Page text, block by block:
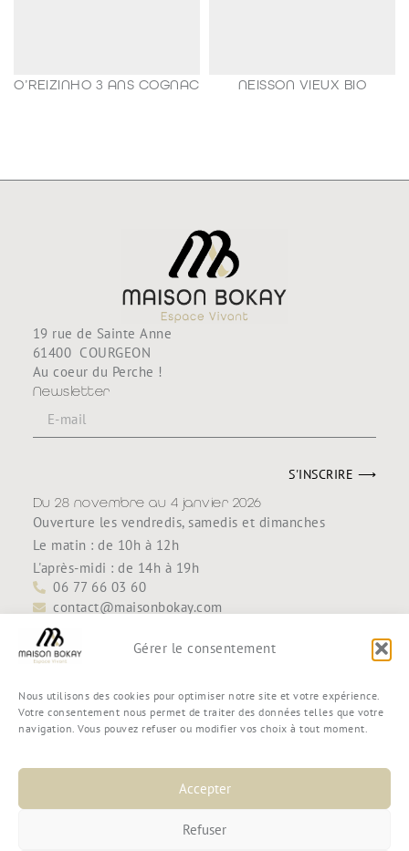
Gérer le consentement
Nous utilisons des cookies pour optimiser notre site et votre expérience.
Votre consentement nous permet de traiter des données telles que votre
navigation. Vous pouvez refuser ou modifier vos choix à tout moment.
Accepter
Refuser
O’REIZINHO 3 ANS COGNAC NEISSON VIEUX BIO
19 rue de Sainte Anne
61400 COURGEON
Au coeur du Perche !
Newsletter
S'INSCRIRE ⟶
Du 28 novembre au 4 janvier 2026
Ouverture les vendredis, samedis et dimanches
Le matin : de 10h à 12h
L'après-midi : de 14h à 19h
06 77 66 03 60
contact@maisonbokay.com
Découvrir
Accueil
Maison Bokay
Contact
Boutique
Mon compte
Conditions générales de vente